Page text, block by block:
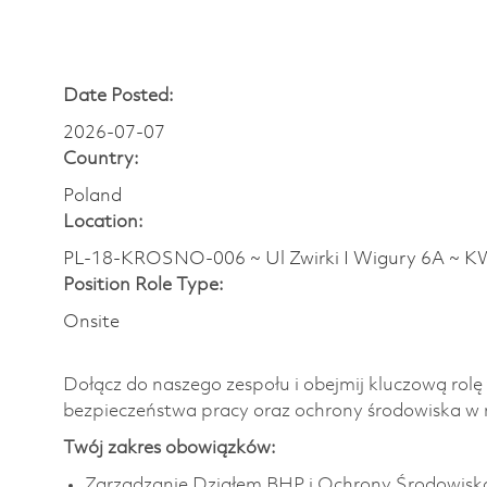
Date Posted:
2026-07-07
Country:
Poland
Location:
PL-18-KROSNO-006 ~ Ul Zwirki I Wigury 6A ~
Position Role Type:
Onsite
Dołącz do naszego zespołu i obejmij kluczową
bezpieczeństwa pracy oraz ochrony środowiska
Twój zakres obowiązków: